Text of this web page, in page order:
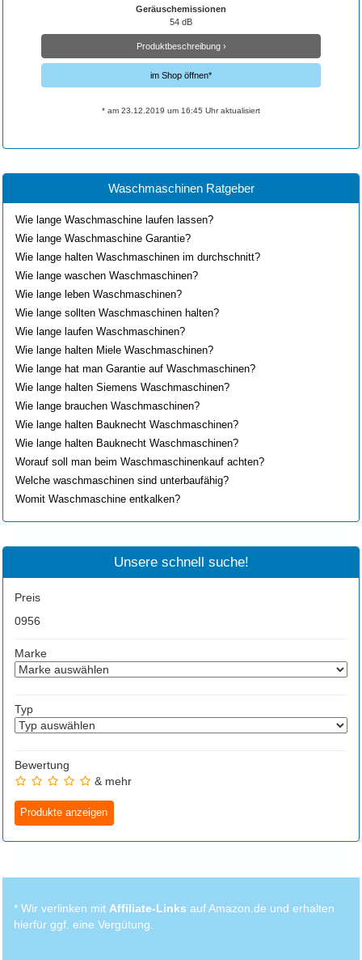
Geräuschemissionen
54 dB
Produktbeschreibung ›
im Shop öffnen*
* am 23.12.2019 um 16:45 Uhr aktualisiert
Waschmaschinen Ratgeber
Wie lange Waschmaschine laufen lassen?
Wie lange Waschmaschine Garantie?
Wie lange halten Waschmaschinen im durchschnitt?
Wie lange waschen Waschmaschinen?
Wie lange leben Waschmaschinen?
Wie lange sollten Waschmaschinen halten?
Wie lange laufen Waschmaschinen?
Wie lange halten Miele Waschmaschinen?
Wie lange hat man Garantie auf Waschmaschinen?
Wie lange halten Siemens Waschmaschinen?
Wie lange brauchen Waschmaschinen?
Wie lange halten Bauknecht Waschmaschinen?
Wie lange halten Bauknecht Waschmaschinen?
Worauf soll man beim Waschmaschinenkauf achten?
Welche waschmaschinen sind unterbaufähig?
Womit Waschmaschine entkalken?
Unsere schnell suche!
Preis
0956
Marke
Typ
Bewertung
& mehr
* Wir verlinken mit Affiliate-Links auf Amazon.de und erhalten
hierfür ggf. eine Vergütung.